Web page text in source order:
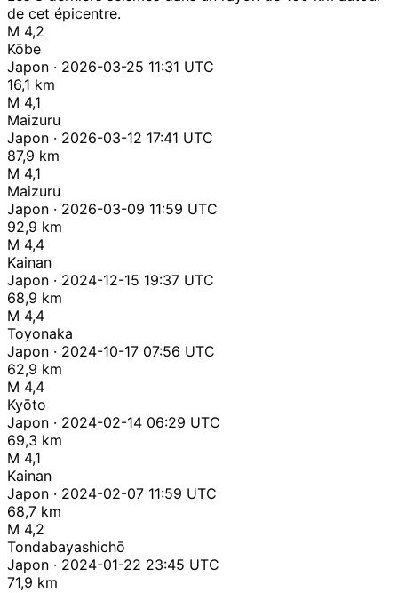
de cet épicentre.
M 4,2
Kōbe
Japon · 2026-03-25 11:31 UTC
16,1 km
M 4,1
Maizuru
Japon · 2026-03-12 17:41 UTC
87,9 km
M 4,1
Maizuru
Japon · 2026-03-09 11:59 UTC
92,9 km
M 4,4
Kainan
Japon · 2024-12-15 19:37 UTC
68,9 km
M 4,4
Toyonaka
Japon · 2024-10-17 07:56 UTC
62,9 km
M 4,4
Kyōto
Japon · 2024-02-14 06:29 UTC
69,3 km
M 4,1
Kainan
Japon · 2024-02-07 11:59 UTC
68,7 km
M 4,2
Tondabayashichō
Japon · 2024-01-22 23:45 UTC
71,9 km